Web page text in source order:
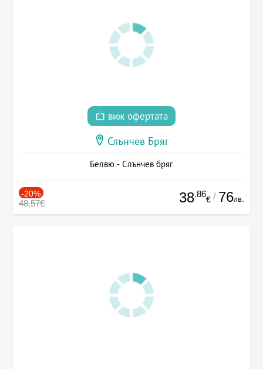
виж офертата
Слънчев Бряг
Белвю - Слънчев бряг
-20%
48.57€ 38.86
€ / 76лв.